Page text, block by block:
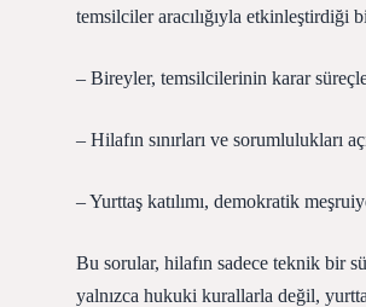
temsilciler aracılığıyla etkinleştirdiği
– Bireyler, temsilcilerinin karar
– Hilafın sınırları ve sorumlulukları
– Yurttaş katılımı, demokratik
Bu sorular, hilafın sadece teknik bir
yalnızca hukuki kurallarla değil,